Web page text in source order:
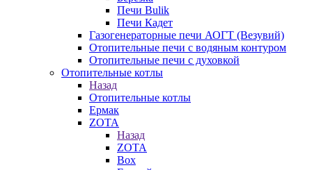
Печи Bulik
Печи Кадет
Газогенераторные печи АОГТ (Везувий)
Отопительные печи с водяным контуром
Отопительные печи с духовкой
Отопительные котлы
Назад
Отопительные котлы
Ермак
ZOTA
Назад
ZOTA
Box